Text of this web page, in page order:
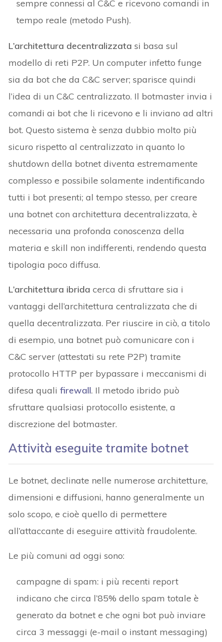
sempre connessi al C&C e ricevono comandi in
tempo reale (metodo Push).
L’architettura decentralizzata si basa sul
modello di reti P2P. Un computer infetto funge
sia da bot che da C&C server; sparisce quindi
l’idea di un C&C centralizzato. Il botmaster invia i
comandi ai bot che li ricevono e li inviano ad altri
bot. Questo sistema è senza dubbio molto più
sicuro rispetto al centralizzato in quanto lo
shutdown della botnet diventa estremamente
complesso e possibile solamente indentificando
tutti i bot presenti; al tempo stesso, per creare
una botnet con architettura decentralizzata, è
necessaria una profonda conoscenza della
materia e skill non indifferenti, rendendo questa
tipologia poco diffusa.
L’architettura ibrida cerca di sfruttare sia i
vantaggi dell’architettura centralizzata che di
quella decentralizzata. Per riuscire in ciò, a titolo
di esempio, una botnet può comunicare con i
C&C server (attestati su rete P2P) tramite
protocollo HTTP per bypassare i meccanismi di
difesa qualifirewall. Il metodo ibrido può
sfruttare qualsiasi protocollo esistente, a
discrezione del botmaster.
Attività eseguite tramite botnet
Le botnet, declinate nelle numerose architetture,
dimensioni e diffusioni, hanno generalmente un
solo scopo, e cioè quello di permettere
all’attaccante di eseguire attività fraudolente.
Le più comuni ad oggi sono:
campagne di spam: i più recenti report
indicano che circa l’85% dello spam totale è
generato da botnet e che ogni bot può inviare
circa 3 messaggi (e-mail o instant messaging)